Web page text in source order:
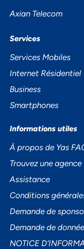
Axian Telecom
Services
Services Mobiles
Internet Résidentiel
Business
Smartphones
Informations utiles
À propos de Yas
Trouvez une agence
Assistance
Conditions
Demande de
Demande de
NOTICE
NOUS
PRIVÉE